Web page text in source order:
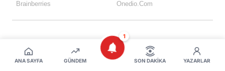
ANA SAYFA GÜNDEM
1
SON DAKIKA YAZARLAR
Video yüklenirken bir hata oluştu.